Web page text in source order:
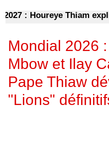
: Houreye Thiam
Mondial 2026
Mbow et Ilay
Pape Thiaw
"Lions"